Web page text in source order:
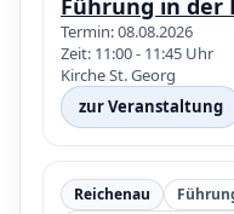
Führung in der
Termin: 08.08.2026
Zeit: 11:00 - 11:45 Uhr
Kirche St. Georg
zur Veranstaltung
Reichenau